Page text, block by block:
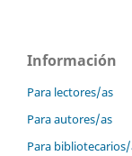
Información
Para lectores/as
Para autores/as
Para